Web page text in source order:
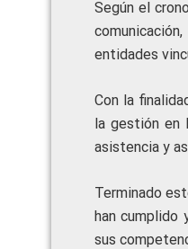
Según el
entidades
Con la
la gestión en
asistencia y
Terminado
han cumplido
sus